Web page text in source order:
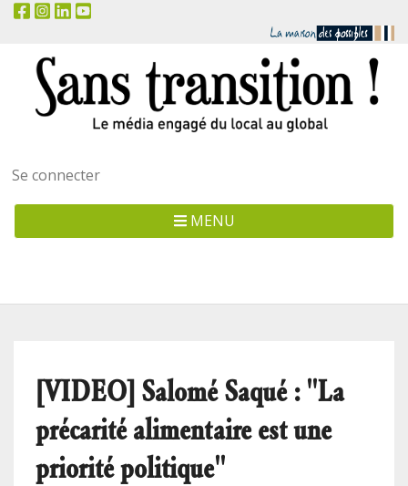
Menu
utilisateur
Se connecter
MENU
[VIDEO] Salomé Saqué : "La
précarité alimentaire est une
priorité politique"